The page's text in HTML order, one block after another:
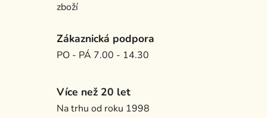
zboží
Zákaznická podpora
PO - PÁ 7.00 - 14.30
Více než 20 let
Na trhu od roku 1998